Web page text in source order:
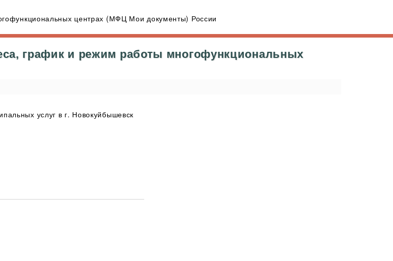
центрах (МФЦ Мои документы) России
график и режим работы многофункциональных
услуг в г. Новокуйбышевск